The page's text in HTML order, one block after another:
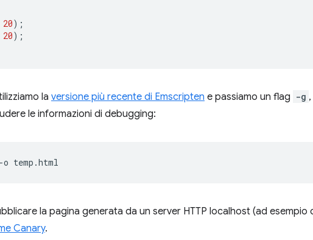
20);
20);
la versione più recente di Emscripten e passiamo un flag -g
le informazioni di debugging:
la pagina generata da un server HTTP localhost (ad esempio
Canary.